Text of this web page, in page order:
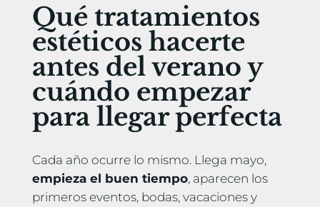
Qué tratamientos
estéticos hacerte
antes del verano y
cuándo empezar
para llegar perfecta
Cada año ocurre lo mismo. Llega mayo,
empieza el buen tiempo, aparecen los
primeros eventos, bodas, vacaciones y